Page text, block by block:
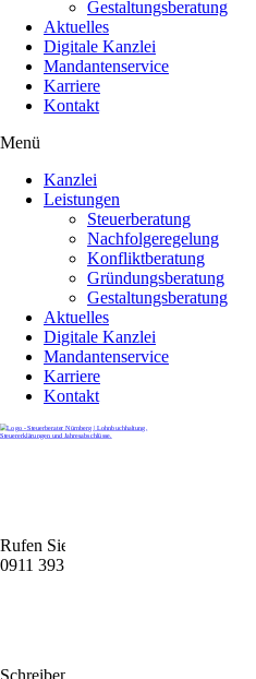
Gestaltungsberatung
Aktuelles
Digitale Kanzlei
Mandantenservice
Karriere
Kontakt
Menü
Kanzlei
Leistungen
Steuerberatung
Nachfolgeregelung
Konfliktberatung
Gründungsberatung
Gestaltungsberatung
Aktuelles
Digitale Kanzlei
Mandantenservice
Karriere
Kontakt
Rufen Sie uns gerne an
0911 39372790
Schreiben Sie uns gerne eine E-Mail